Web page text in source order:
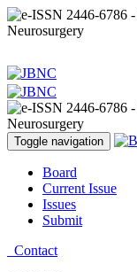
Toggle navigation
Board
Current Issue
Issues
Submit
Contact